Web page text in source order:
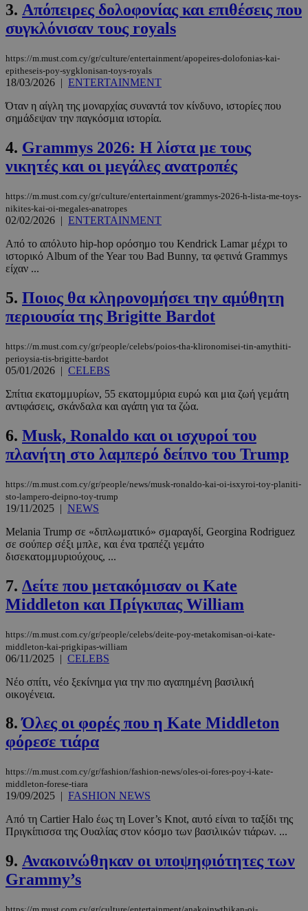
3. Aπόπειρες δολοφονίας και επιθέσεις που
συγκλόνισαν τους royals
https://m.must.com.cy/gr/culture/entertainment/apopeires-dolofonias-kai-
epitheseis-poy-sygklonisan-toys-royals
18/03/2026 | ENTERTAINMENT
Όταν η αίγλη της μοναρχίας συναντά τον κίνδυνο, ιστορίες που
σημάδεψαν την παγκόσμια ιστορία.
4. Grammys 2026: H λίστα με τους
νικητές και οι μεγάλες ανατροπές
https://m.must.com.cy/gr/culture/entertainment/grammys-2026-h-lista-me-toys-
nikites-kai-oi-megales-anatropes
02/02/2026 | ENTERTAINMENT
Από το απόλυτο hip-hop ορόσημο του Kendrick Lamar μέχρι το
ιστορικό Album of the Year του Bad Bunny, τα φετινά Grammys
είχαν ...
5. Ποιος θα κληρονομήσει την αμύθητη
περιουσία της Βrigitte Bardot
https://m.must.com.cy/gr/people/celebs/poios-tha-klironomisei-tin-amythiti-
perioysia-tis-brigitte-bardot
05/01/2026 | CELEBS
Σπίτια εκατομμυρίων, 55 εκατομμύρια ευρώ και μια ζωή γεμάτη
αντιφάσεις, σκάνδαλα και αγάπη για τα ζώα.
6. Musk, Ronaldo και οι ισχυροί του
πλανήτη στο λαμπερό δείπνο του Trump
https://m.must.com.cy/gr/people/news/musk-ronaldo-kai-oi-isxyroi-toy-planiti-
sto-lampero-deipno-toy-trump
19/11/2025 | NEWS
Melania Trump σε «διπλωματικό» σμαραγδί, Georgina Rodriguez
σε σούπερ σέξι μπλε, και ένα τραπέζι γεμάτο
δισεκατομμυριούχους, ...
7. Δείτε που μετακόμισαν οι Kate
Middleton και Πρίγκιπας William
https://m.must.com.cy/gr/people/celebs/deite-poy-metakomisan-oi-kate-
middleton-kai-prigkipas-william
06/11/2025 | CELEBS
Νέο σπίτι, νέο ξεκίνημα για την πιο αγαπημένη βασιλική
οικογένεια.
8.Όλες οι φορές που η Kate Middleton
φόρεσε τιάρα
https://m.must.com.cy/gr/fashion/fashion-news/oles-oi-fores-poy-i-kate-
middleton-forese-tiara
19/09/2025 | FASHION NEWS
Από τη Cartier Halo έως τη Lover’s Knot, αυτό είναι το ταξίδι της
Πριγκίπισσα της Ουαλίας στον κόσμο των βασιλικών τιάρων. ...
9. Ανακοινώθηκαν οι υποψηφιότητες των
Grammy’s